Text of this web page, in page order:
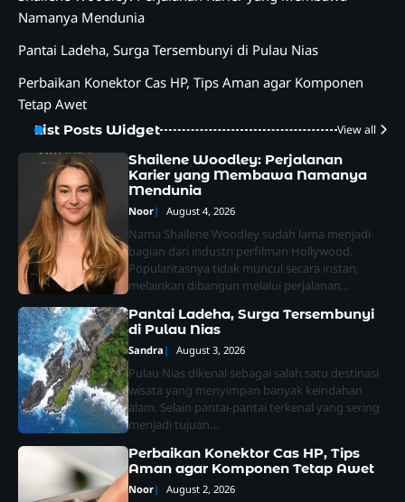
Namanya Mendunia
Pantai Ladeha, Surga Tersembunyi di Pulau Nias
Perbaikan Konektor Cas HP, Tips Aman agar Komponen
Tetap Awet
List Posts Widget View all
Shailene Woodley: Perjalanan
Karier yang Membawa Namanya
Mendunia
Noor August 4, 2026
Nama Shailene Woodley sudah lama menjadi
bagian dari industri perfilman Hollywood.
Popularitasnya tidak muncul secara instan,
melainkan dibangun melalui perjalanan…
Pantai Ladeha, Surga Tersembunyi
di Pulau Nias
Sandra August 3, 2026
Pulau Nias dikenal sebagai salah satu destinasi
wisata yang menyimpan banyak keindahan
alam. Selain pantai-pantai terkenal yang sering
menjadi tujuan…
Perbaikan Konektor Cas HP, Tips
Aman agar Komponen Tetap Awet
Noor August 2, 2026